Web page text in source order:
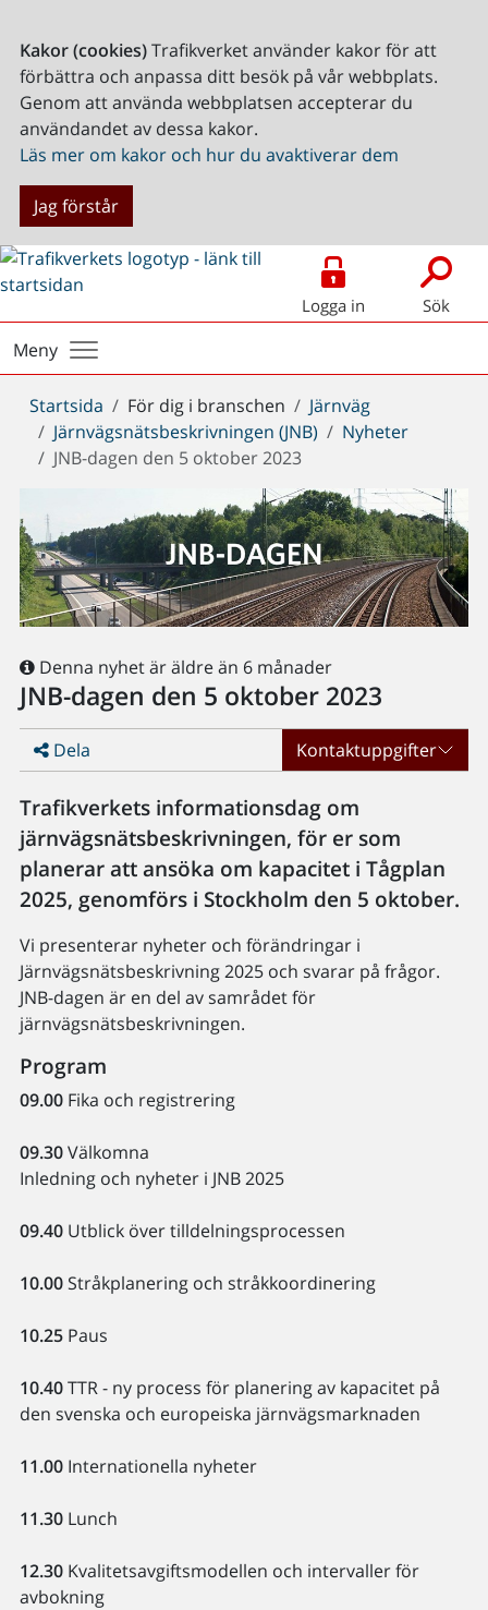
Kakor (cookies)Trafikverket använder kakor för att
förbättra och anpassa ditt besök på vår webbplats.
Genom att använda webbplatsen accepterar du
användandet av dessa kakor.
Läs mer om kakor och hur du avaktiverar dem
Jag förstår
Logga in Sök
Meny
Du
är
här:
Startsida För dig i branschen
Järnväg
Järnvägsnätsbeskrivningen (JNB)
Nyheter
JNB-dagen den 5 oktober 2023
Denna nyhet är äldre än 6 månader
JNB-dagen den 5 oktober 2023
Dela Kontaktuppgifter
Trafikverkets informationsdag om
järnvägsnätsbeskrivningen, för er som
planerar att ansöka om kapacitet i Tågplan
2025, genomförs i Stockholm den 5 oktober.
Vi presenterar nyheter och förändringar i
Järnvägsnätsbeskrivning 2025 och svarar på frågor.
JNB-dagen är en del av samrådet för
järnvägsnätsbeskrivningen.
Program
09.00Fika och registrering
09.30Välkomna
Inledning och nyheter i JNB 2025
09.40Utblick över tilldelningsprocessen
10.00Stråkplanering och stråkkoordinering
10.25Paus
10.40TTR - ny process för planering av kapacitet på
den svenska och europeiska järnvägsmarknaden
11.00Internationella nyheter
11.30Lunch
12.30Kvalitetsavgiftsmodellen och intervaller för
avbokning